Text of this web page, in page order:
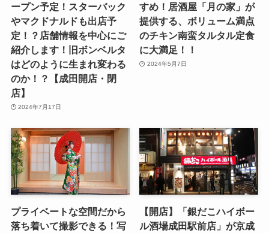
ープン予定！スターバック
やマクドナルドも出店予
定！？店舗情報を中心にご
紹介します！旧ボンベルタ
はどのように生まれ変わる
のか！？【成田開店・閉
店】
2024年7月17日
すめ！居酒屋「月の家」が
提供する、ボリューム満点
のチキン南蛮タルタル定食
に大満足！！
2024年5月7日
プライベートな空間だから
落ち着いて撮影できる！写
【開店】「銀だこハイボー
ル酒場成田駅前店」が京成